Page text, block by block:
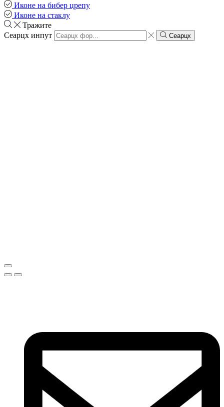
Иконе на бибер црепу
Иконе на стаклу
Тражите
Сеарцх инпут
Сеарцх